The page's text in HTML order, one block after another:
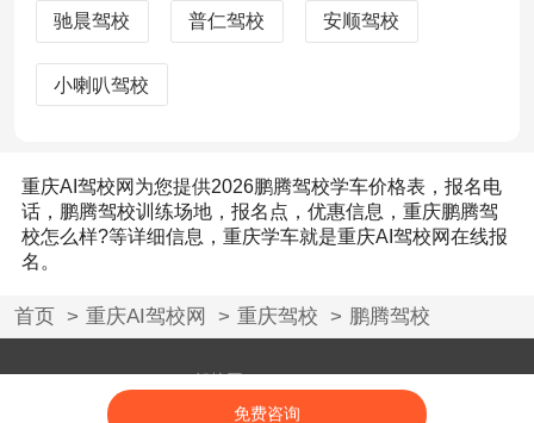
免费咨询
驰晨驾校 普仁驾校 安顺驾校
小喇叭驾校
重庆AI驾校网为您提供2026鹏腾驾校学车价格表，报名电
话，鹏腾驾校训练场地，报名点，优惠信息，重庆鹏腾驾
校怎么样?等详细信息，重庆学车就是重庆AI驾校网在线报
名。
首页 重庆AI驾校网 重庆驾校 鹏腾驾校
Powered by AI驾校网 © 2008-2026 aijiaxiao.com
闽ICP备18017846号-12